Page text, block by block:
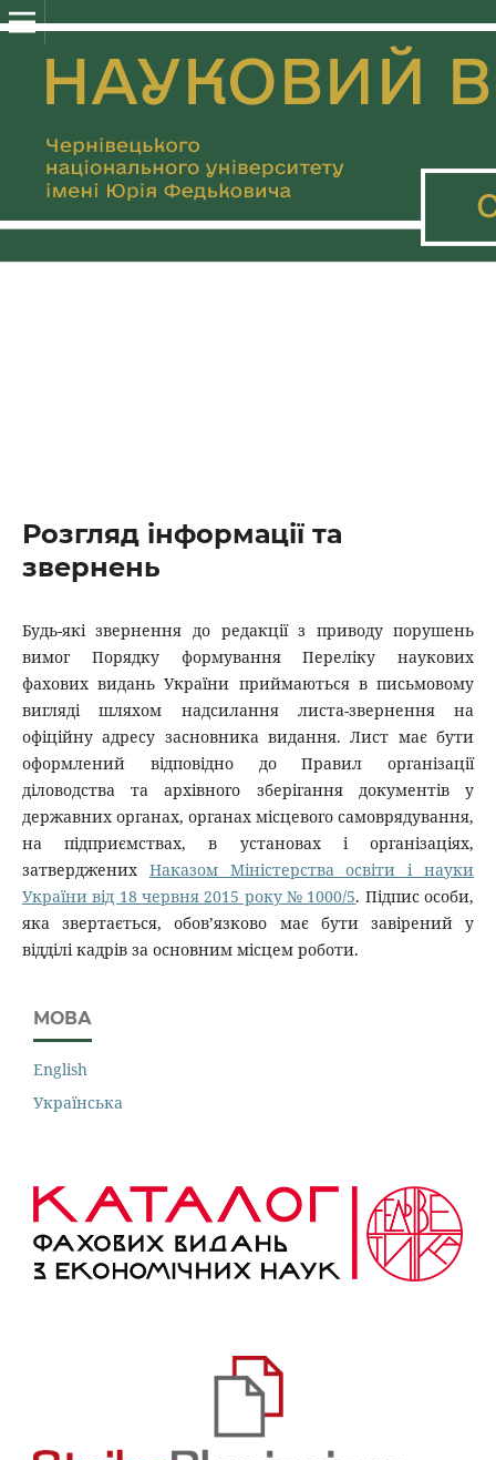
Розгляд інформації та
звернень
Будь-які звернення до редакції з приводу порушень
вимог Порядку формування Переліку наукових
фахових видань України приймаються в письмовому
вигляді шляхом надсилання листа-звернення на
офіційну адресу засновника видання. Лист має бути
оформлений відповідно до Правил організації
діловодства та архівного зберігання документів у
державних органах, органах місцевого самоврядування,
на підприємствах, в установах і організаціях,
затверджених Наказом Міністерства освіти і науки
України від 18 червня 2015 року № 1000/5. Підпис особи,
яка звертається, обов’язково має бути завірений у
відділі кадрів за основним місцем роботи.
МОВА
English
Українська